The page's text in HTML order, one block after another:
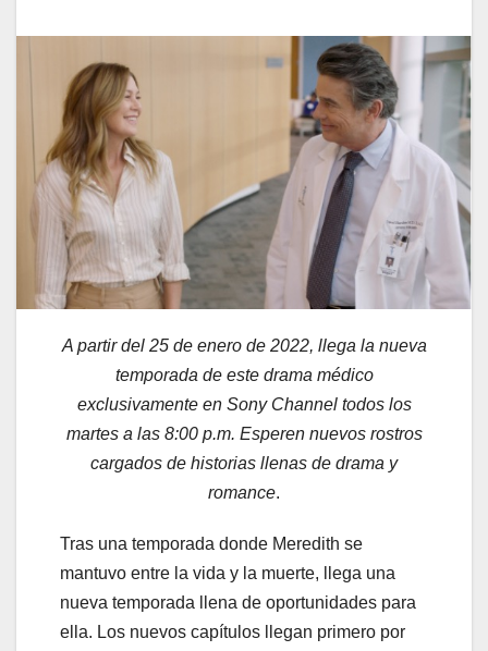
A partir del 25 de enero de 2022, llega la nueva
temporada de este drama médico
exclusivamente en Sony Channel todos los
martes a las 8:00 p.m. Esperen nuevos rostros
cargados de historias llenas de drama y
romance.
Tras una temporada donde Meredith se
mantuvo entre la vida y la muerte, llega una
nueva temporada llena de oportunidades para
ella. Los nuevos capítulos llegan primero por